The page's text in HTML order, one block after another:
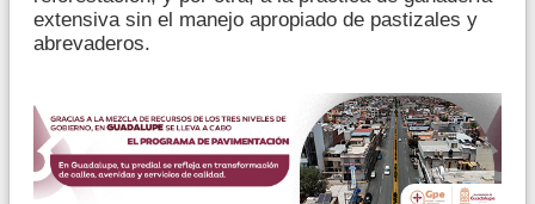
extensiva sin el manejo apropiado de pastizales y
abrevaderos.